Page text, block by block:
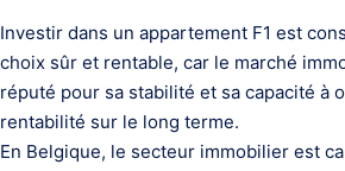
Investir dans un appartement F1 est
choix sûr et rentable, car le marché
réputé pour sa stabilité et sa capacité à
rentabilité sur le long terme.
En Belgique, le secteur immobilier est